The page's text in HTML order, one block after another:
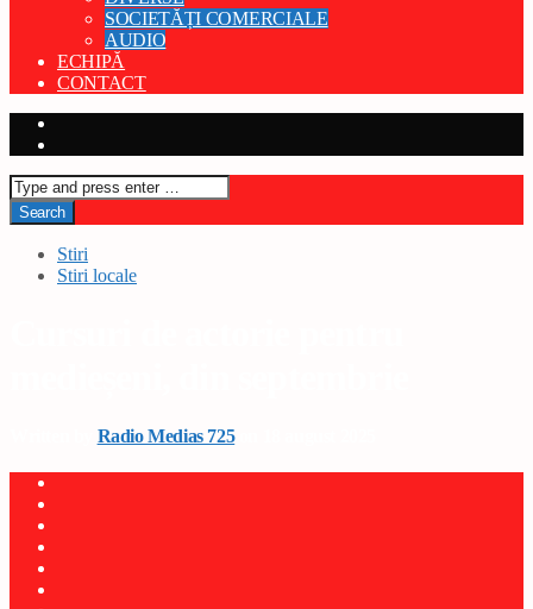
SOCIETĂȚI COMERCIALE
AUDIO
ECHIPĂ
CONTACT
Stiri
Stiri locale
Radio Medias 725on 18 august 2025